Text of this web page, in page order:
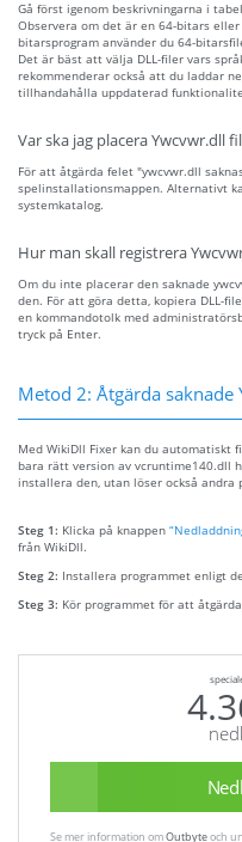
Gå först igenom beskrivningarna i
Observera om det är en 64-bitars
bitarsprogram använder du 64-
Det är bäst att välja DLL-filer vars
rekommenderar också att du laddar
tillhandahålla uppdaterad
Var ska jag placera Ywcvwr.dll
För att åtgärda felet "ywcvwr.dll
spelinstallationsmappen. Alternativt
systemkatalog.
Hur man skall registrera
Om du inte placerar den saknade
den. För att göra detta, kopiera DLL-
en kommandotolk med
tryck på Enter.
Metod 2: Åtgärda
Med WikiDll Fixer kan du automatiskt
bara rätt version av vcruntime140.dll
installera den, utan löser också
Steg 1: Klicka på knappen
från WikiDll.
Steg 2: Installera programmet enligt
Steg 3: Kör programmet för att
Se mer information omOutbyteoch